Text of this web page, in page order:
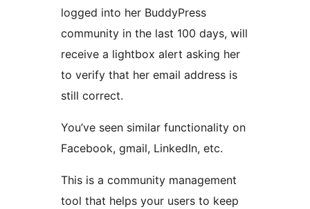
logged into her BuddyPress
community in the last 100 days, will
receive a lightbox alert asking her
to verify that her email address is
still correct.
You’ve seen similar functionality on
Facebook, gmail, LinkedIn, etc.
This is a community management
tool that helps your users to keep